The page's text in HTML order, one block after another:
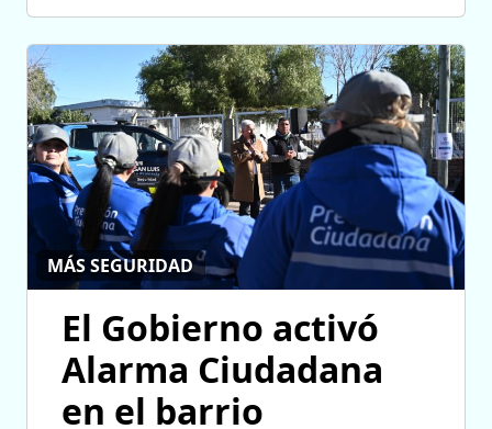
MÁS SEGURIDAD
El Gobierno activó
Alarma Ciudadana
en el barrio